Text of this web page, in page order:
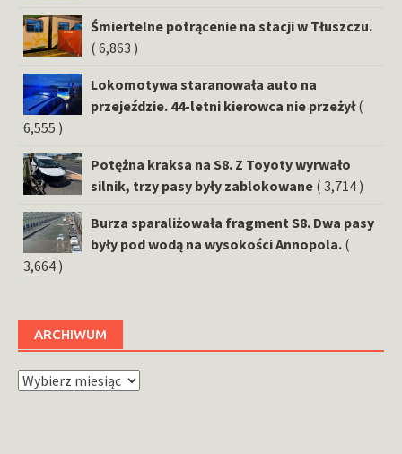
Śmiertelne potrącenie na stacji w Tłuszczu.
( 6,863 )
Lokomotywa staranowała auto na
przejeździe. 44-letni kierowca nie przeżył (
6,555 )
Potężna kraksa na S8. Z Toyoty wyrwało
silnik, trzy pasy były zablokowane ( 3,714 )
Burza sparaliżowała fragment S8. Dwa pasy
były pod wodą na wysokości Annopola. (
3,664 )
ARCHIWUM
Archiwum